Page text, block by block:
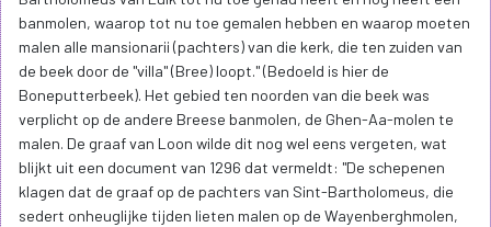
banmolen, waarop tot nu toe gemalen hebben en waarop moeten
malen alle mansionarii (pachters) van die kerk, die ten zuiden van
de beek door de "villa" (Bree) loopt." (Bedoeld is hier de
Boneputterbeek). Het gebied ten noorden van die beek was
verplicht op de andere Breese banmolen, de Ghen-Aa-molen te
malen. De graaf van Loon wilde dit nog wel eens vergeten, wat
blijkt uit een document van 1296 dat vermeldt: "De schepenen
klagen dat de graaf op de pachters van Sint-Bartholomeus, die
sedert onheuglijke tijden lieten malen op de Wayenberghmolen,